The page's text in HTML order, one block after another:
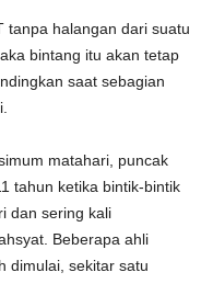
tanpa halangan dari suatu
bintang itu akan tetap
saat sebagian
matahari, puncak
tahun ketika bintik-bintik
dan sering kali
Beberapa ahli
dimulai, sekitar satu